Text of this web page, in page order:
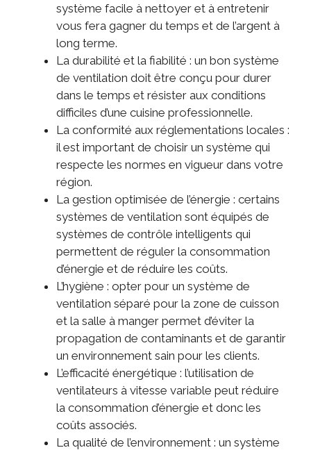
système facile à nettoyer et à entretenir
vous fera gagner du temps et de l’argent à
long terme.
La durabilité et la fiabilité : un bon système
de ventilation doit être conçu pour durer
dans le temps et résister aux conditions
difficiles d’une cuisine professionnelle.
La conformité aux réglementations locales :
il est important de choisir un système qui
respecte les normes en vigueur dans votre
région.
La gestion optimisée de l’énergie : certains
systèmes de ventilation sont équipés de
systèmes de contrôle intelligents qui
permettent de réguler la consommation
d’énergie et de réduire les coûts.
L’hygiène : opter pour un système de
ventilation séparé pour la zone de cuisson
et la salle à manger permet d’éviter la
propagation de contaminants et de garantir
un environnement sain pour les clients.
L’efficacité énergétique : l’utilisation de
ventilateurs à vitesse variable peut réduire
la consommation d’énergie et donc les
coûts associés.
La qualité de l’environnement : un système